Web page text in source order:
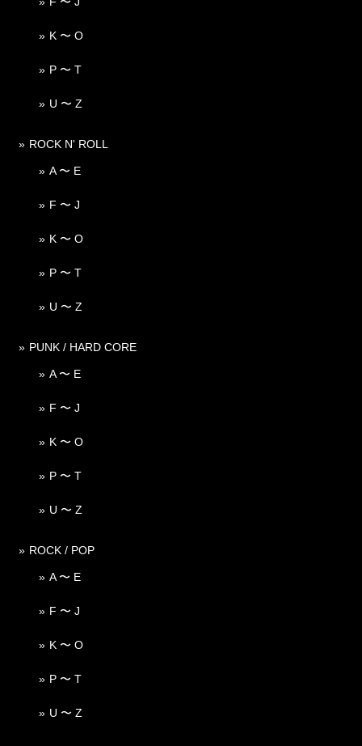
K 〜 O
P 〜 T
U 〜 Z
ROCK N' ROLL
A 〜 E
F 〜 J
K 〜 O
P 〜 T
U 〜 Z
PUNK / HARD CORE
A 〜 E
F 〜 J
K 〜 O
P 〜 T
U 〜 Z
ROCK / POP
A 〜 E
F 〜 J
K 〜 O
P 〜 T
U 〜 Z